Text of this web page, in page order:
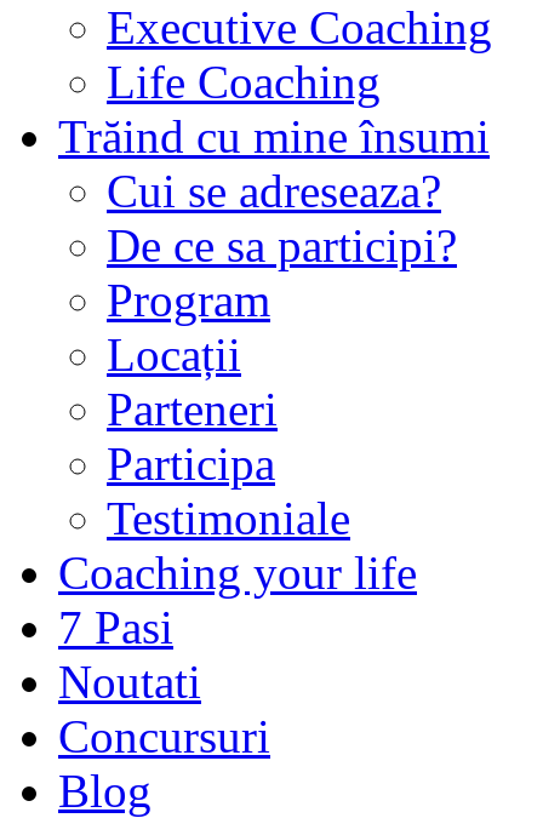
Executive Coaching
Life Coaching
Trăind cu mine însumi
Cui se adreseaza?
De ce sa participi?
Program
Locații
Parteneri
Participa
Testimoniale
Coaching your life
7 Pasi
Noutati
Concursuri
Blog